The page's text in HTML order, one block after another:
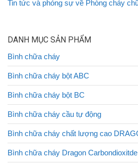
Tin tức và phóng sự về Phòng cháy
DANH MỤC SẢN PHẨM
Bình chữa cháy
Bình chữa cháy bột ABC
Bình chữa cháy bột BC
Bình chữa cháy cầu tự động
Bình chữa cháy chất lượng cao
Bình chữa cháy Dragon Carbondioxitde